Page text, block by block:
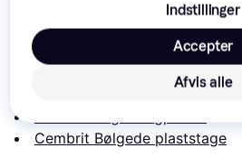
Læs om produktet
Laveste pris for Cembrit Sort,
. Det er den bedste pris
Cembrit Bølgede plaststage
Indstillinger
Afvis alle
Accepter